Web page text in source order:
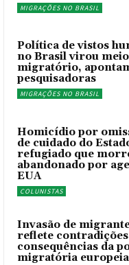
MIGRAÇÕES NO BRASIL
Política de vistos
no Brasil virou
migratório,
pesquisadoras
MIGRAÇÕES NO BRASIL
Homicídio por
de cuidado do
refugiado que
abandonado por
EUA
COLUNISTAS
Invasão de
reflete contradições
consequências da
migratória europeia